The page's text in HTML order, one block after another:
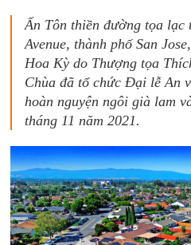
Ấn Tôn thiền đường tọa lạc
Avenue, thành phố San
Hoa Kỳ do Thượng tọa
Chùa đã tổ chức Đại lễ An
hoàn nguyện ngôi già lam
tháng 11 năm 2021.